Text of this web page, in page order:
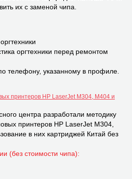
их с заменой чипа.
оргтехники перед ремонтом
телефону, указанному в профиле.
принтеров НР LaserJet M304, M404 и
центра разработали методику
принтеров НР LaserJet M304,
в них картриджей Китай без
(без стоимости чипа):